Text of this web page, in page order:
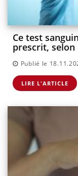
Ce test
prescrit, selon
Publié le
LIRE L'ARTICLE